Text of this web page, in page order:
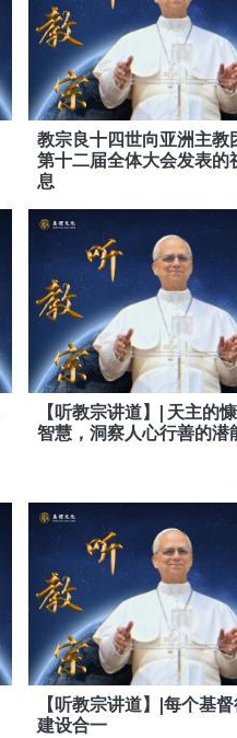
教宗良十四世向亚洲主教
第十二届全体大会发表的
息
【听教宗讲道】| 天主的
智慧，洞察人心行善的潜
【听教宗讲道】|每个基
建设合一